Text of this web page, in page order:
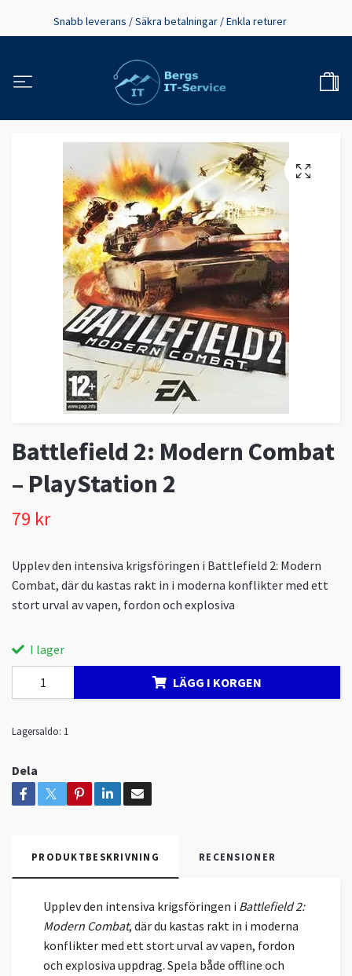
Snabb leverans / Säkra betalningar / Enkla returer
Battlefield 2: Modern Combat
– PlayStation 2
79 kr
Upplev den intensiva krigsföringen i Battlefield 2: Modern
Combat, där du kastas rakt in i moderna konflikter med ett
stort urval av vapen, fordon och explosiva
I lager
LÄGG I KORGEN
Lagersaldo: 1
Dela
PRODUKTBESKRIVNING RECENSIONER
Upplev den intensiva krigsföringen i Battlefield 2:
Modern Combat, där du kastas rakt in i moderna
konflikter med ett stort urval av vapen, fordon
och explosiva uppdrag. Spela både offline och